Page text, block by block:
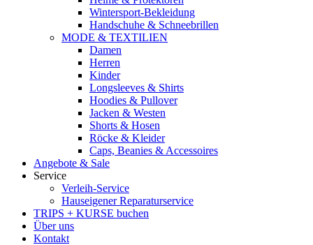
Wintersport-Bekleidung
Handschuhe & Schneebrillen
MODE & TEXTILIEN
Damen
Herren
Kinder
Longsleeves & Shirts
Hoodies & Pullover
Jacken & Westen
Shorts & Hosen
Röcke & Kleider
Caps, Beanies & Accessoires
Angebote & Sale
Service
Verleih-Service
Hauseigener Reparaturservice
TRIPS + KURSE buchen
Über uns
Kontakt